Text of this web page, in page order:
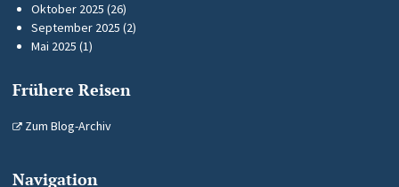
Oktober 2025 (26)
September 2025 (2)
Mai 2025 (1)
Frühere Reisen
Zum Blog-Archiv
Navigation